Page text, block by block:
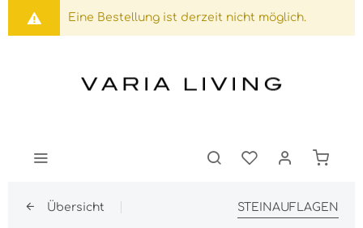
Eine Bestellung ist derzeit nicht möglich.
Übersicht STEINAUFLAGEN